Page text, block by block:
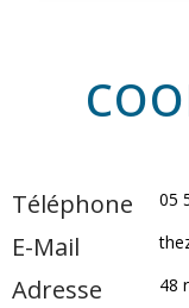
Téléphone 05
E-Mail
Adresse 48